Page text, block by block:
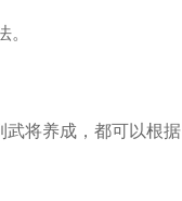
武将养成，都可以根据